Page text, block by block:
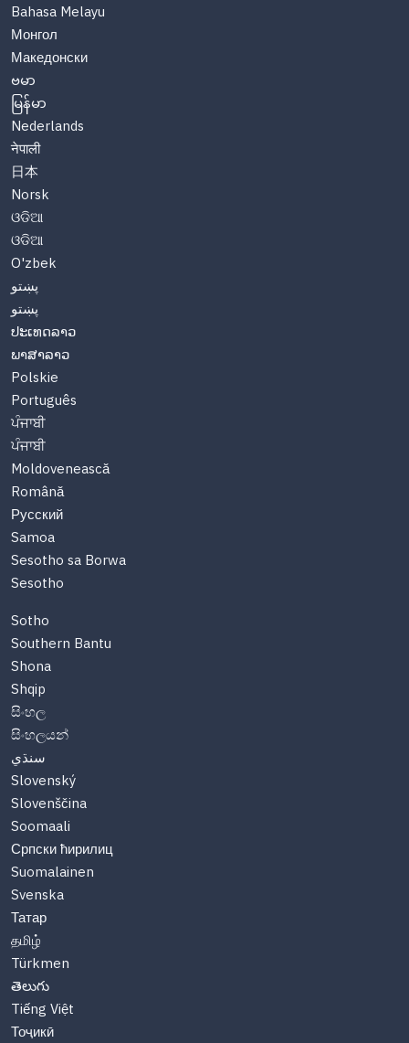
Bahasa Melayu
Монгол
Македонски
ဗမာ
မြန်မာ
Nederlands
नेपाली
日本
Norsk
ଓଡିଆ
ଓଡିଆ
O'zbek
پښتو
پښتو
ປະເທດລາວ
ພາສາລາວ
Polskie
Português
ਪੰਜਾਬੀ
ਪੰਜਾਬੀ
Moldovenească
Română
Русский
Samoa
Sesotho sa Borwa
Sesotho
Sotho
Southern Bantu
Shona
Shqip
සිංහල
සිංහලයන්
سنڌي
Slovenský
Slovenščina
Soomaali
Српски ћирилиц
Suomalainen
Svenska
Татар
தமிழ்
Türkmen
తెలుగు
Tiếng Việt
Тоҷикӣ